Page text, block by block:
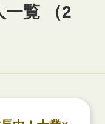
一覧 （2